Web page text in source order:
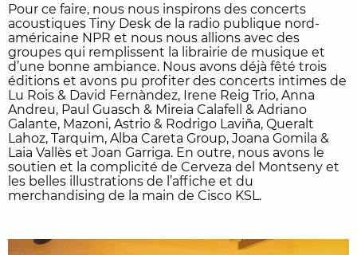
Pour ce faire, nous nous inspirons des concerts
acoustiques Tiny Desk de la radio publique nord-
américaine NPR et nous nous allions avec des
groupes qui remplissent la librairie de musique et
d’une bonne ambiance. Nous avons déjà fêté trois
éditions et avons pu profiter des concerts intimes de
Lu Rois & David Fernàndez, Irene Reig Trio, Anna
Andreu, Paul Guasch & Mireia Calafell & Adriano
Galante, Mazoni, Astrio & Rodrigo Laviña, Queralt
Lahoz, Tarquim, Alba Careta Group, Joana Gomila &
Laia Vallès et Joan Garriga. En outre, nous avons le
soutien et la complicité de Cerveza del Montseny et
les belles illustrations de l’affiche et du
merchandising de la main de Cisco KSL.